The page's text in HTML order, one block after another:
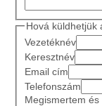
Hová küldhetjük
Vezetéknév
Keresztnév
Email cím
Telefonszám
Megismertem